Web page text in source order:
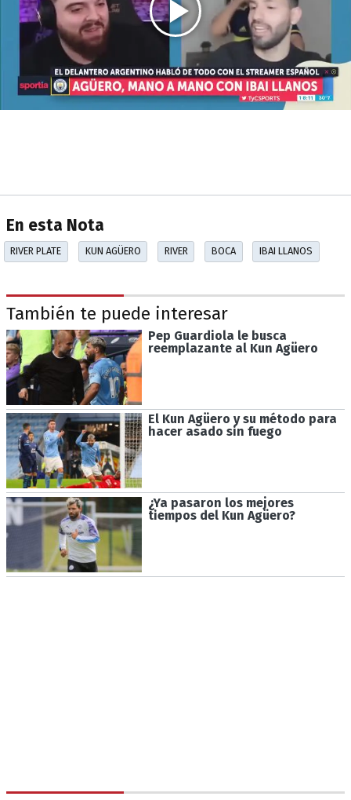
En esta Nota
RIVER PLATE KUN AGÜERO RIVER BOCA IBAI LLANOS
También te puede interesar
Pep Guardiola le busca
reemplazante al Kun Agüero
El Kun Agüero y su método para
hacer asado sin fuego
¿Ya pasaron los mejores
tiempos del Kun Agüero?